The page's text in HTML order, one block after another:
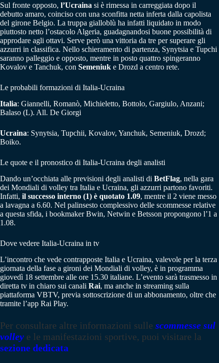
Sul fronte opposto, l’Ucraina si è rimessa in carreggiata dopo il
debutto amaro, coinciso con una sconfitta netta inferta dalla capolista
del girone Belgio. La truppa gialloblù ha infatti liquidato in modo
piuttosto netto l’ostacolo Algeria, guadagnandosi buone possibilità di
approdare agli ottavi. Serve però una vittoria da tre per superare gli
azzurri in classifica. Nello schieramento di partenza, Synytsia e Tupchi
saranno palleggio e opposto, mentre in posto quattro spingeranno
Kovalov e Tanchuk, con Semeniuk e Drozd a centro rete.
Le probabili formazioni di Italia-Ucraina
Italia: Giannelli, Romanò, Michieletto, Bottolo, Gargiulo, Anzani;
Balaso (L). All. De Giorgi
Ucraina: Synytsia, Tupchii, Kovalov, Yanchuk, Semeniuk, Drozd;
Boiko.
Le quote e il pronostico di Italia-Ucraina degli analisti
Dando un’occhiata alle previsioni degli analisti di BetFlag, nella gara
dei Mondiali di volley tra Italia e Ucraina, gli azzurri partono favoriti.
Infatti, il successo interno (1) è quotato 1.09, mentre il 2 viene messo
a lavagna a 6.60. Nel palinsesto complessivo delle scommesse relative
a questa sfida, i bookmaker Bwin, Netwin e Betsson propongono l’1 a
1.08.
Dove vedere Italia-Ucraina in tv
L’incontro che vede contrapposte Italia e Ucraina, valevole per la terza
giornata della fase a gironi dei Mondiali di volley, è in programma
giovedì 18 settembre alle ore 15.30 italiane. L’evento sarà trasmesso in
diretta tv in chiaro sui canali Rai, ma anche in streaming sulla
piattaforma VBTV, previa sottoscrizione di un abbonamento, oltre che
tramite l’app Rai Play.
Per consultare altre informazioni sulle scommesse sul
volley e le manifestazioni sportive, puoi visitare la
sezione dedicata